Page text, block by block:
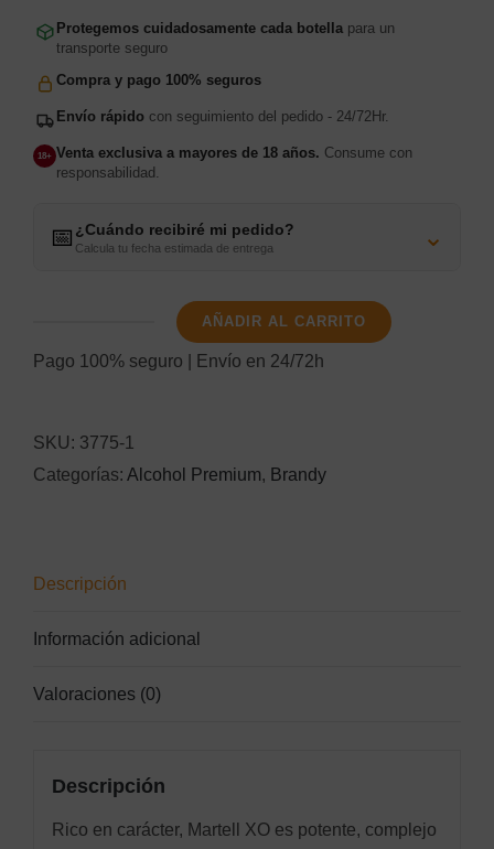
Protegemos cuidadosamente cada botella para un
transporte seguro
Compra y pago 100% seguros
Envío rápido con seguimiento del pedido - 24/72Hr.
18+ Venta exclusiva a mayores de 18 años. Consume con
responsabilidad.
📅 ¿Cuándo recibiré mi pedido?
Calcula tu fecha estimada de entrega ⌄
X.O.
cantidad
AÑADIR AL CARRITO
Pago 100% seguro | Envío en 24/72h
SKU: 3775-1
Categorías: Alcohol Premium, Brandy
Descripción
Información adicional
Valoraciones (0)
Descripción
Rico en carácter, Martell XO es potente, complejo